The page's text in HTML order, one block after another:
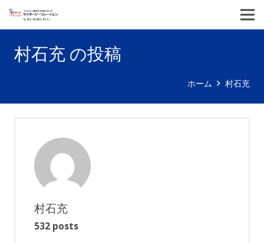
村石充 の投稿
ホーム 村石充
村石充
532 posts